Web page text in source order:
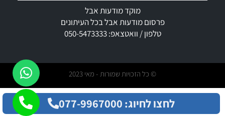
מוקד מודעות אבל
פרסום מודעות אבל בכל העיתונים
טלפון / וואטצאפ: 050-5473333
© כל הזכויות שמורות - מאי 2023
לחצו לחיוג: 077-9967000